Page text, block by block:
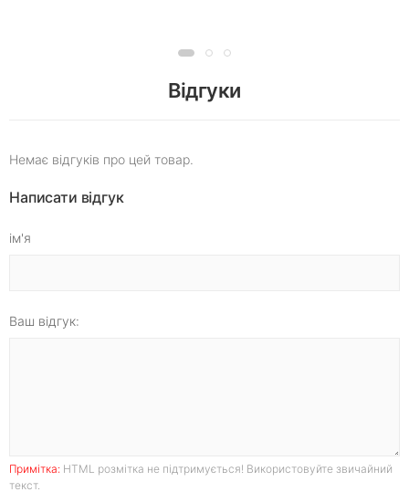
Відгуки
Немає відгуків про цей товар.
Написати відгук
ім'я
Ваш відгук:
Примітка: HTML розмітка не підтримується! Використовуйте звичайний
текст.